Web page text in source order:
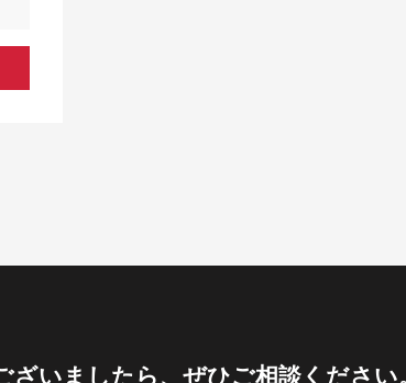
ざいましたら、ぜひご相談ください